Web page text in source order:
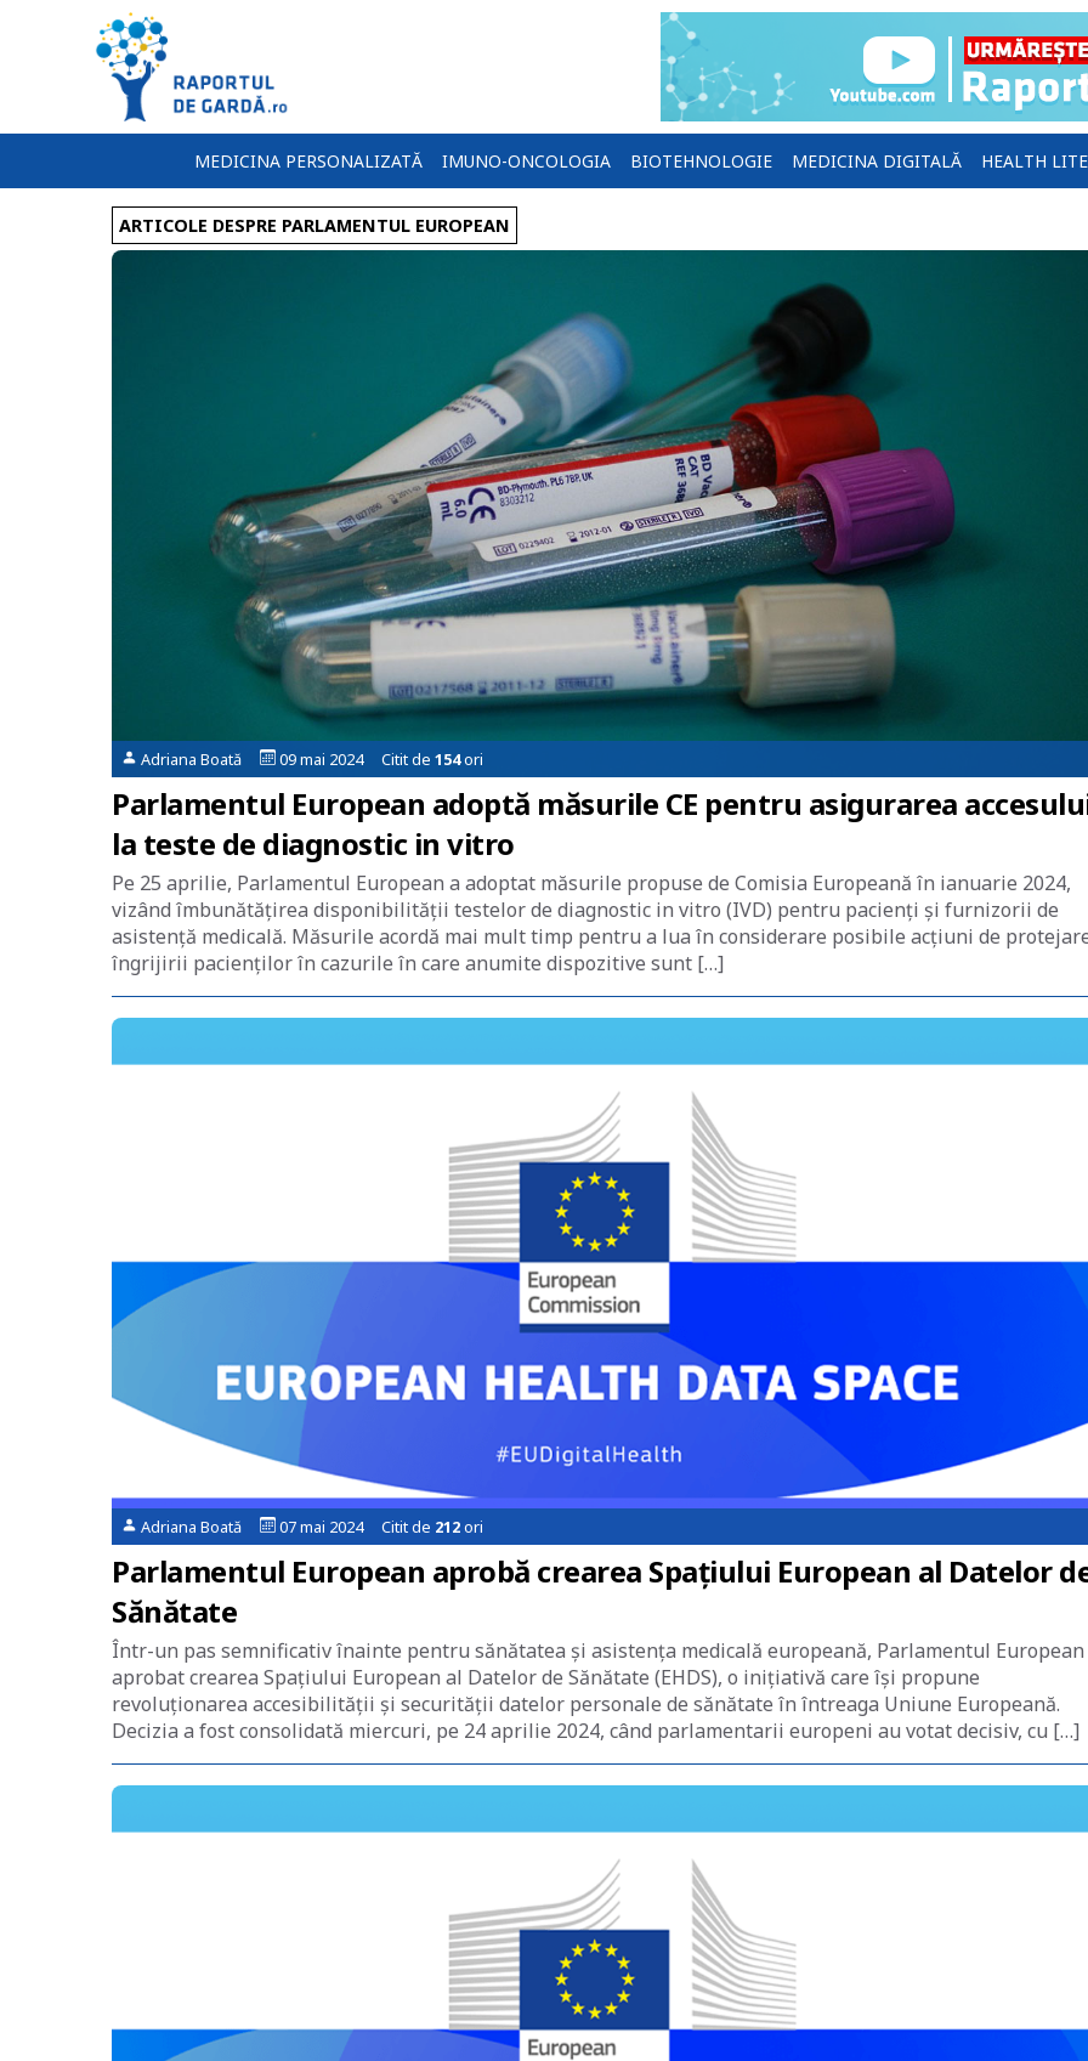
MEDICINA PERSONALIZATĂ IMUNO-ONCOLOGIA BIOTEHNOLOGIE MEDICINA DIGITALĂ HEALTH
ARTICOLE DESPRE PARLAMENTUL EUROPEAN
Adriana Boată 09 mai 2024 Citit de 154ori
Parlamentul European adoptă măsurile CE pentru asigurarea
la teste de diagnostic in vitro
Pe 25 aprilie, Parlamentul European a adoptat măsurile propuse de Comisia Europeană în ianuarie 2024,
vizând îmbunătățirea disponibilității testelor de diagnostic in vitro (IVD) pentru pacienți și furnizorii de
asistență medicală. Măsurile acordă mai mult timp pentru a lua în considerare posibile acțiuni de
îngrijirii pacienților în cazurile în care anumite dispozitive sunt […]
Adriana Boată 07 mai 2024 Citit de 212ori
Parlamentul European aprobă crearea Spațiului European al Datelor
Sănătate
Într-un pas semnificativ înainte pentru sănătatea și asistența medicală europeană, Parlamentul European
aprobat crearea Spațiului European al Datelor de Sănătate (EHDS), o inițiativă care își propune
revoluționarea accesibilității și securității datelor personale de sănătate în întreaga Uniune Europeană.
Decizia a fost consolidată miercuri, pe 24 aprilie 2024, când parlamentarii europeni au votat decisiv, cu […]